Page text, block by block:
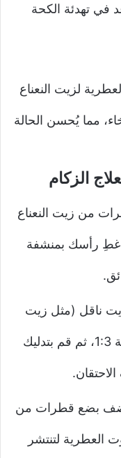
في تهدئة الكحة
لزيت النعناع
مما يُحسن الحالة
الزكام
5 قطرات من زيت النعناع
غطِ رأسك بمنشفة
ناقل (مثل زيت
جوز الهند أو زيت الزيتون) بنسبة 1:3، ثم قم بتدليك
بضع قطرات من
العطرية لتنتشر